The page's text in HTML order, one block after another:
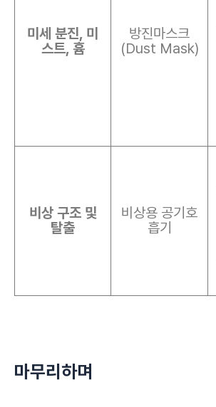
미세 분진, 미
스트, 흄
방진마스크
(Dust Mask)
비상 구조 및
탈출
비상용 공기호
흡기
마무리하며